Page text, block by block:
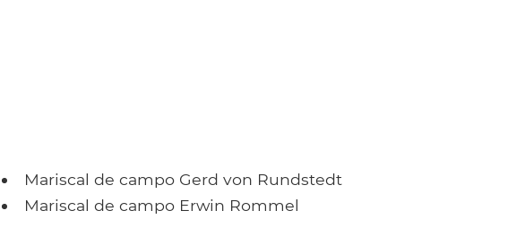
Mariscal de campo Gerd von Rundstedt
Mariscal de campo Erwin Rommel